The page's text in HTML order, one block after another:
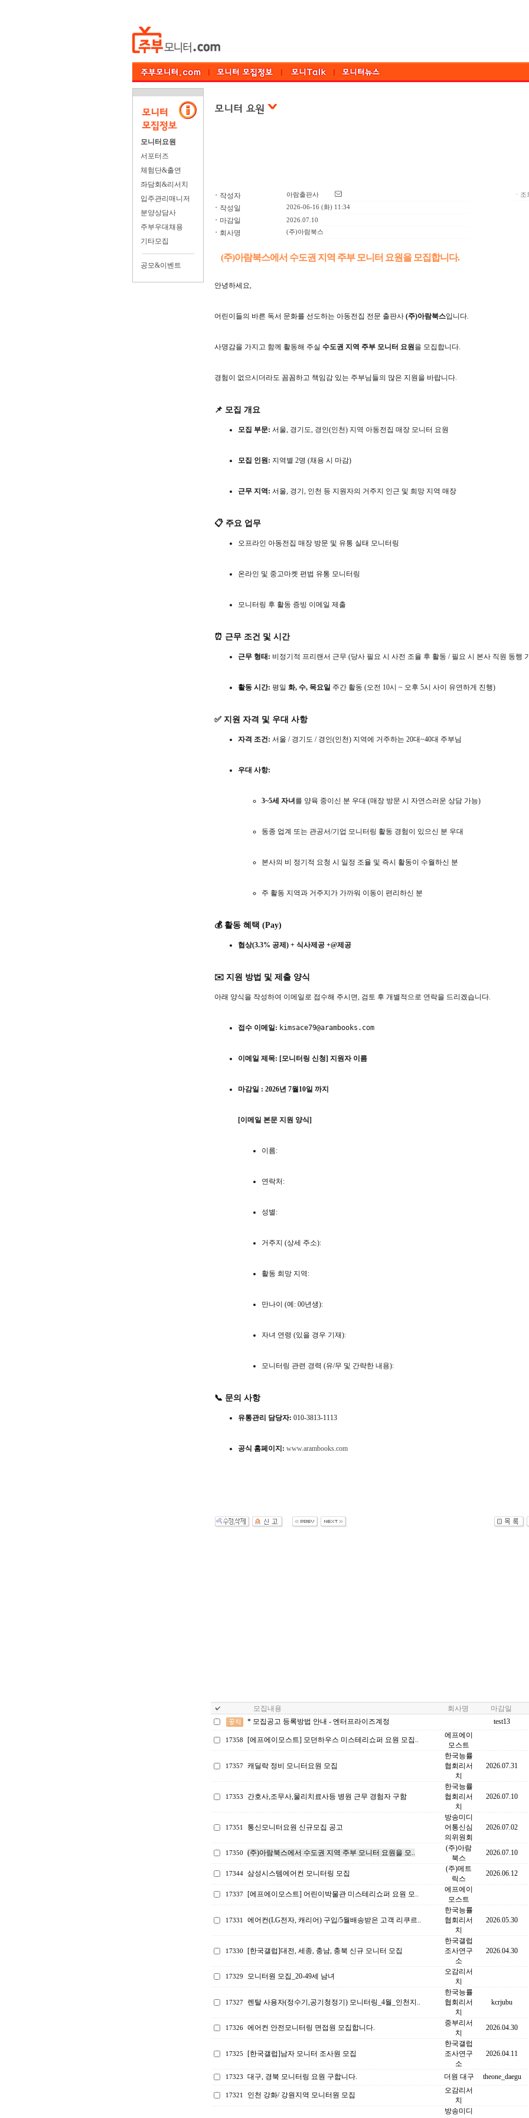
모니터요원
서포터즈
체험단&출연
좌담회&리서치
입주관리매니저
분양상담사
주부우대채용
기타모집
공모&이벤트
ㆍ 작성자 아람출판사
ㆍ 작성일 2026-06-16 (화) 11:34
ㆍ 마감일 2026.07.10
ㆍ 회사명 (주)아람북스
ㆍ
(주)아람북스에서 수도권 지역 주부 모니터 요원을 모집합니다.
안녕하세요,
어린이들의 바른 독서 문화를 선도하는 아동전집 전문 출판사 (주)아람북스입니다.
사명감을 가지고 함께 활동해 주실 수도권 지역 주부 모니터 요원을 모집합니다.
경험이 없으시더라도 꼼꼼하고 책임감 있는 주부님들의 많은 지원을 바랍니다.
📌 모집 개요
모집 부문: 서울, 경기도, 경인(인천) 지역 아동전집 매장 모니터 요원
모집 인원: 지역별 2명 (채용 시 마감)
근무 지역: 서울, 경기, 인천 등 지원자의 거주지 인근 및 희망 지역 매장
📋 주요 업무
오프라인 아동전집 매장 방문 및 유통 실태 모니터링
온라인 및 중고마켓 편법 유통 모니터링
모니터링 후 활동 증빙 이메일 제출
⏰ 근무 조건 및 시간
근무 형태: 비정기적 프리랜서 근무 (당사 필요 시 사전 조율 후 활동 / 필요 시 본사 직원 동행
활동 시간: 평일 화, 수, 목요일 주간 활동 (오전 10시 ~ 오후 5시 사이 유연하게 진행)
✅ 지원 자격 및 우대 사항
자격 조건: 서울 / 경기도 / 경인(인천) 지역에 거주하는 20대~40대 주부님
우대 사항:
3~5세 자녀 를 양육 중이신 분 우대 (매장 방문 시 자연스러운 상담 가능)
동종 업계 또는 관공서/기업 모니터링 활동 경험이 있으신 분 우대
본사의 비 정기적 요청 시 일정 조율 및 즉시 활동이 수월하신 분
주 활동 지역과 거주지가 가까워 이동이 편리하신 분
💰 활동 혜택 (Pay)
협상(3.3% 공제 ) + 식사제공 +@제공
✉️ 지원 방법 및 제출 양식
아래 양식을 작성하여 이메일로 접수해 주시면, 검토 후 개별적으로 연락을 드리겠습니다.
접수 이메일: kimsace79@arambooks.com
이메일 제목: [모니터링 신청] 지원자 이름
마감일 : 2026년 7월10일 까지
[이메일 본문 지원 양식]
이름:
연락처:
성별:
거주지 (상세 주소):
활동 희망 지역:
만나이 (예: 00년생):
자녀 연령 (있을 경우 기재):
모니터링 관련 경력 (유/무 및 간략한 내용):
📞 문의 사항
유통관리 담당자: 010-3813-1113
공식 홈페이지: www.arambooks.com
모집내용 회사명
마감일
* 모집공고 등록방법 안내 - 엔터프라이즈계정
test13
17358 [에프에이모스트] 모던하우스 미스테리쇼퍼 요원 모집..
에프에이
모스트
17357 캐딜락 정비 모니터요원 모집
한국능률
협회리서
치
2026.07.31
17353 간호사,조무사,물리치료사등 병원 근무 경험자 구함
한국능률
협회리서
치
2026.07.10
17351 통신모니터요원 신규모집 공고
방송미디
어통신심
의위원회
2026.07.02
17350 (주)아람북스에서 수도권 지역 주부 모니터 요원을 모..
(주)아람
북스
2026.07.10
17344 삼성시스템에어컨 모니터링 모집
(주)메트
릭스
2026.06.12
17337 [에프에이모스트] 어린이박물관 미스테리쇼퍼 요원 모..
에프에이
모스트
17331 에어컨(LG전자, 캐리어) 구입/5월배송받은 고객 리쿠르..
한국능률
협회리서
치
2026.05.30
17330 [한국갤럽]대전, 세종, 충남, 충북 신규 모니터 모집
한국갤럽
조사연구
소
2026.04.30
17329 모니터원 모집_20-49세 남녀
오감리서
치
17327 렌탈 사용자(정수기,공기청정기) 모니터링_4월_인천지..
한국능률
협회리서
치
kcrjubu
17326 에어컨 안전모니터링 면접원 모집합니다.
중부리서
치
2026.04.30
17325 [한국갤럽]남자 모니터 조사원 모집
한국갤럽
조사연구
소
2026.04.11
17323 대구, 경북 모니터링 요원 구합니다. 더원 대구 theone_daegu
17321 인천 강화/ 강원지역 모니터원 모집
오감리서
치
방송미디